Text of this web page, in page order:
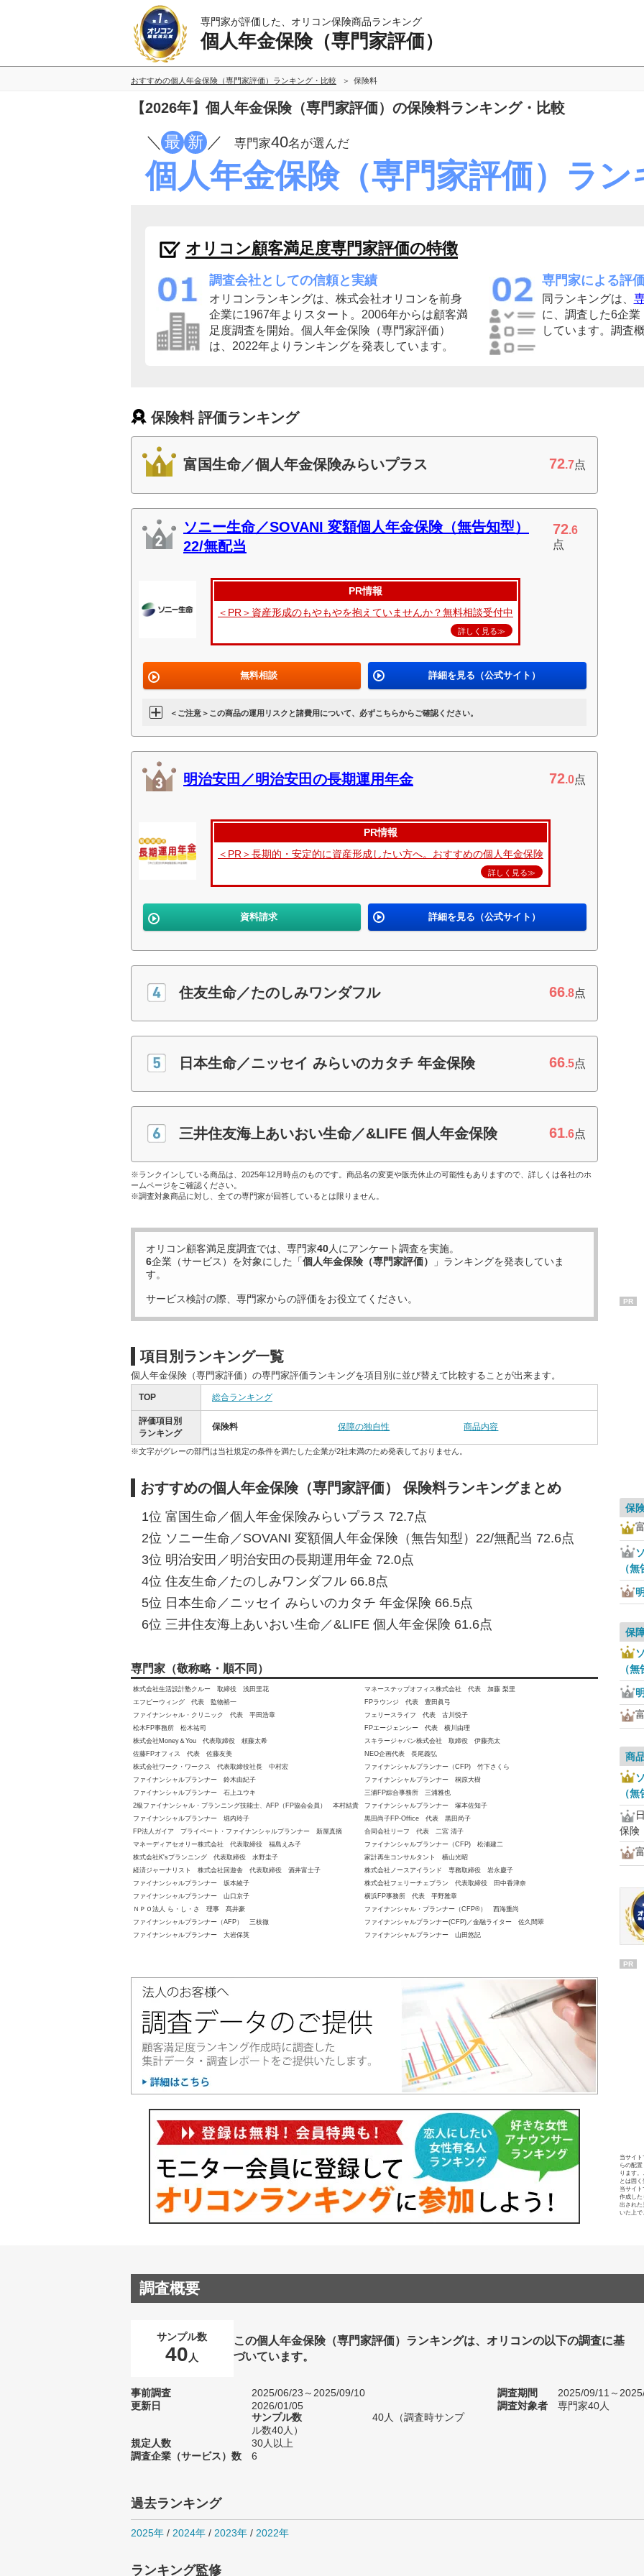
専門家が評価した、オリコン保険商品ランキング
個人年金保険（専門家評価）
おすすめの個人年金保険（専門家評価）ランキング・比較 保険料
【2026年】個人年金保険（専門家評価）の保険料ランキング・比較
／ 最 新 ／ 専門家40名が選んだ
個人年金保険（専門家評価）ラン
オリコン顧客満足度専門家評価の特徴
調査会社としての信頼と実績
オリコンランキングは、株式会社オリコンを前身
企業に1967年よりスタート。2006年からは顧客満
足度調査を開始。個人年金保険（専門家評価）
は、2022年よりランキングを発表しています。
専門家による評
同ランキングは、
に、調査した6企
しています。調査
保険料 評価ランキング
富国生命／個人年金保険みらいプラス 72.7点
ソニー生命／SOVANI 変額個人年金保険（無告知型）
22/無配当
72.6
点
PR情報
＜PR＞資産形成のもやもやを抱えていませんか？無料相談受付中
詳しく見る≫
無料相談 詳細を見る（公式サイト）
＜ご注意＞この商品の運用リスクと諸費用について、必ずこちらからご確認ください。
明治安田／明治安田の長期運用年金 72.0点
PR情報
＜PR＞長期的・安定的に資産形成したい方へ。おすすめの個人年金保険
詳しく見る≫
資料請求 詳細を見る（公式サイト）
住友生命／たのしみワンダフル 66.8点
日本生命／ニッセイ みらいのカタチ 年金保険 66.5点
三井住友海上あいおい生命／&LIFE 個人年金保険 61.6点
※ランクインしている商品は、2025年12月時点のものです。商品名の変更や販売休止の可能性もありますので、詳しくは各社のホ
ームページをご確認ください。
※調査対象商品に対し、全ての専門家が回答しているとは限りません。
オリコン顧客満足度調査では、専門家40人にアンケート調査を実施。
6企業（サービス）を対象にした「個人年金保険（専門家評価）
」ランキングを発表していま
す。
サービス検討の際、専門家からの評価をお役立てください。
項目別ランキング一覧
個人年金保険（専門家評価）の専門家評価ランキングを項目別に並び替えて比較することが出来ます。
TOP 総合ランキング
評価項目別
ランキング
保険料 保障の独自性 商品内容
※文字がグレーの部門は当社規定の条件を満たした企業が2社未満のため発表しておりません。
おすすめの個人年金保険（専門家評価） 保険料ランキングまとめ
1位 富国生命／個人年金保険みらいプラス 72.7点
2位 ソニー生命／SOVANI 変額個人年金保険（無告知型）22/無配当 72.6点
3位 明治安田／明治安田の長期運用年金 72.0点
4位 住友生命／たのしみワンダフル 66.8点
5位 日本生命／ニッセイ みらいのカタチ 年金保険 66.5点
6位 三井住友海上あいおい生命／&LIFE 個人年金保険 61.6点
専門家（敬称略・順不同）
株式会社生活設計塾クルー 取締役 浅田里花
マネーステップオフィス株式会社 代表 加藤 梨里
エフピーウィング 代表 監物裕一
FPラウンジ 代表 豊田眞弓
ファイナンシャル・クリニック 代表 平田浩章
フェリースライフ 代表 古川悦子
松木FP事務所 松木祐司
FPエージェンシー 代表 横川由理
株式会社Money＆You 代表取締役 頼藤太希
スキラージャパン株式会社 取締役 伊藤亮太
佐藤FPオフィス 代表 佐藤友美
NEO企画代表 長尾義弘
株式会社ワーク・ワークス 代表取締役社長 中村宏
ファイナンシャルプランナー（CFP) 竹下さくら
ファイナンシャルプランナー 鈴木由紀子
ファイナンシャルプランナー 桐原大樹
ファイナンシャルプランナー 石上ユウキ
三浦FP綜合事務所 三浦雅也
2級ファイナンシャル・プランニング技能士、AFP（FP協会会員） 本村結貴
ファイナンシャルプランナー 塚本佐知子
ファイナンシャルプランナー 堀内玲子
黒田尚子FP-Office 代表 黒田尚子
FP法人ガイア プライベート・ファイナンシャルプランナー 新屋真摘
合同会社リーフ 代表 二宮 清子
マネーディアセオリー株式会社 代表取締役 福島えみ子
ファイナンシャルプランナー（CFP) 松浦建二
株式会社K'sプランニング 代表取締役 水野圭子
家計再生コンサルタント 横山光昭
経済ジャーナリスト 株式会社回遊舎 代表取締役 酒井富士子
株式会社ノースアイランド 専務取締役 岩永慶子
ファイナンシャルプランナー 坂本綾子
株式会社フェリーチェプラン 代表取締役 田中香津奈
ファイナンシャルプランナー 山口京子
横浜FP事務所 代表 平野雅章
ＮＰＯ法人 ら・し・さ 理事 髙井豪
ファイナンシャル・プランナー（CFP®） 西海重尚
ファイナンシャルプランナー（AFP） 三枝徹
ファイナンシャルプランナー(CFP)／金融ライター 佐久間翠
ファイナンシャルプランナー 大岩保英
ファイナンシャルプランナー 山田悠記
PR
保
（
保
（
商
（
保険
PR
当サイ
らの配
ります
とは固く
当サイ
作成した
出された
いた上で
調査概要
サンプル数
40 人
この個人年金保険（専門家評価）ランキングは、オリコンの以下の調査に基
づいています。
事前調査
2025/06/23～2025/09/10
更新日
2026/01/05
サンプル数
40人（調査時サンプ
ル数40人）
規定人数
30人以上
調査企業（サービス）数
6
調査期間
2025/09/11～
調査対象者
専門家40人
過去ランキング
2025年 / 2024年 / 2023年 / 2022年
ランキング監修